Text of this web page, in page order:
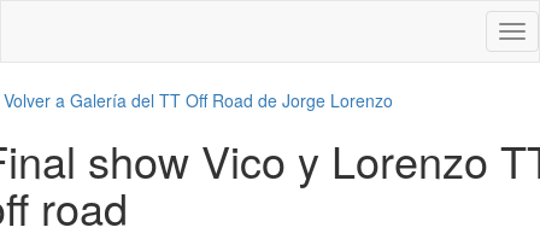
Volver a Galería del TT Off Road de Jorge Lorenzo
show Vico y Lorenzo
road